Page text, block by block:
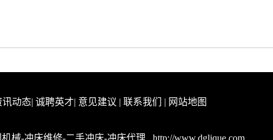
讯动态| 诚聘英才| 意见建议 | 联系我们 | 网站地图
械-冲床维修-二手冲床-冲床代理 http://www.dglique.com